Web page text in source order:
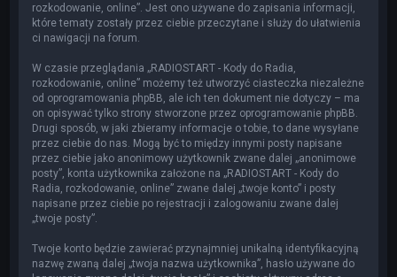
rozkodowanie, online”. Jest ono używane do zapisania informacji,
które tematy zostały przez ciebie przeczytane i służy do ułatwienia
ci nawigacji na forum.
W czasie przeglądania „RADIOSTART - Kody do Radia,
rozkodowanie, online” możemy też utworzyć ciasteczka niezależne
od oprogramowania phpBB, ale ich ten dokument nie dotyczy – ma
on opisywać tylko strony stworzone przez oprogramowanie phpBB.
Drugi sposób, w jaki zbieramy informacje o tobie, to dane wysyłane
przez ciebie do nas. Mogą być to między innymi posty napisane
przez ciebie jako anonimowy użytkownik zwane dalej „anonimowe
posty”, konta użytkownika założone na „RADIOSTART - Kody do
Radia, rozkodowanie, online” zwane dalej „twoje konto” i posty
napisane przez ciebie po rejestracji i zalogowaniu zwane dalej
„twoje posty”.
Twoje konto będzie zawierać przynajmniej unikalną identyfikacyjną
nazwę zwaną dalej „twoja nazwa użytkownika”, hasło używane do